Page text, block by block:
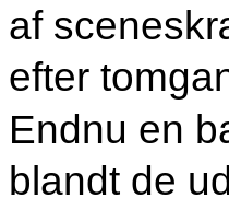
af
efter
Endnu en
blandt de